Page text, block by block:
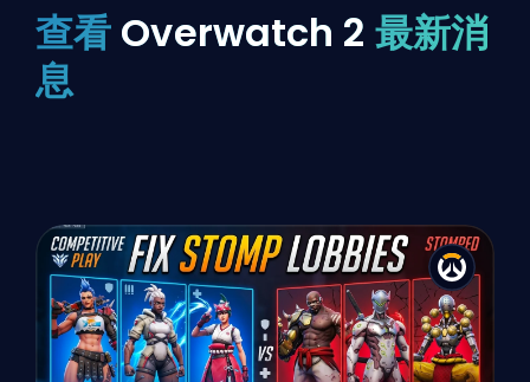
查看 Overwatch 2 最新消
息